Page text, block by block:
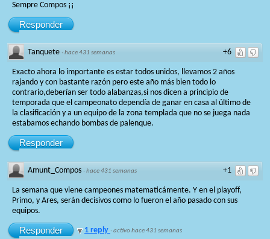
Sempre Compos ¡¡
Responder
+6
Tanquete ·hace 431 semanas
Exacto ahora lo importante es estar todos unidos, llevamos 2 años
rajando y con bastante razón pero este año más bien todo lo
contrario,deberían ser todo alabanzas,si nos dicen a principio de
temporada que el campeonato dependía de ganar en casa al último de
la clasificación y a un equipo de la zona templada que no se juega nada
estabamos echando bombas de palenque.
Responder
+1
Amunt_Compos ·hace 431 semanas
La semana que viene campeones matematicámente. Y en el playoff,
Primo, y Ares, serán decisivos como lo fueron el año pasado con sus
equipos.
Responder 1 reply ·activo hace 431 semanas